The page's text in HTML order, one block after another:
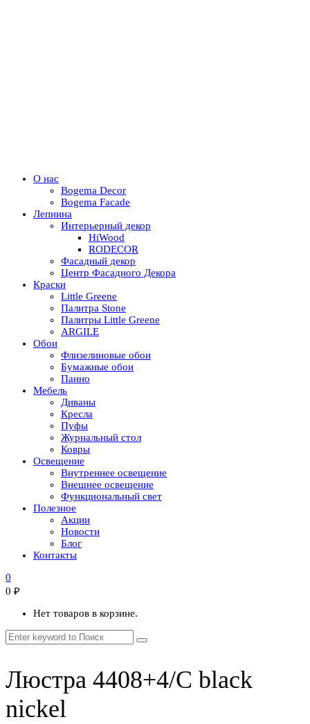
О нас
Bogema Decor
Bogema Facade
Лепнина
Интерьерный декор
HiWood
RODECOR
Фасадный декор
Центр Фасадного Декора
Краски
Little Greene
Палитра Stone
Палитры Little Greene
ARGILE
Обои
Флизелиновые обои
Бумажные обои
Панно
Мебель
Диваны
Кресла
Пуфы
Журнальный стол
Ковры
Освещение
Внутреннее освещение
Внешнее освещение
Функциональный свет
Полезное
Акции
Новости
Блог
Контакты
0
0 ₽
Нет товаров в корзине.
Люстра 4408+4/C black
nickel